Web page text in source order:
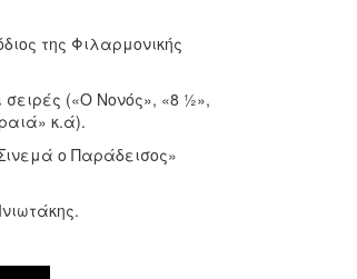
της Φιλαρμονικής
(«Ο Νονός», «8 ½»,
κ.ά).
ο Παράδεισος»